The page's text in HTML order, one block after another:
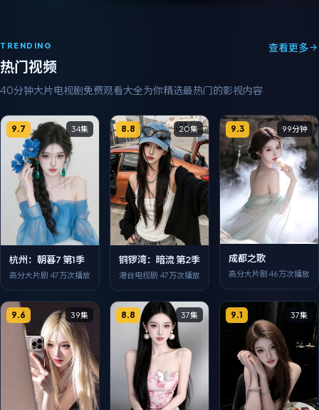
TRENDING
热门视频
40分钟大片电视剧免费观看大全为你精选最热门的影视内容
查看更多
9.7 34集
杭州：朝暮7 第1季
高分大片剧 47万次播放
8.8 20集
铜锣湾：暗流 第2季
港台电视剧 47万次播放
9.3 99分钟
成都之歌
高分大片剧 46万次播放
9.6 39集 8.8 37集 9.1 37集